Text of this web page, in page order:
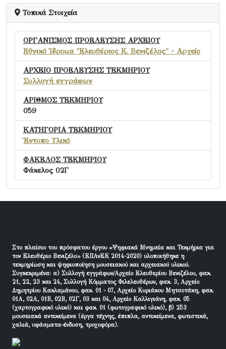
Τοπικά Στοιχεία
ΟΡΓΑΝΙΣΜΟΣ ΠΡΟΕΛΕΥΣΗΣ ΑΡΧΕΙΟΥ
Εθνικό Ίδρυμα "Ελευθέριος Κ. Βενιζέλος" - Αρχείο
ΑΡΧΕΙΟ ΠΡΟΕΛΕΥΣΗΣ ΤΕΚΜΗΡΙΟΥ
Συλλογή εγγράφων
ΑΡΙΘΜΟΣ ΤΕΚΜΗΡΙΟΥ
059
ΚΑΤΗΓΟΡΙΑ ΤΕΚΜΗΡΙΟΥ
Έντυπο Υλικό
ΦΑΚΕΛΟΣ ΤΕΚΜΗΡΙΟΥ
Φάκελος 02Γ
Στο πλαίσιο του πρόσφατου έργου «Ψηφιακά Μνημεία και Τεκμήρια για
τον Ελευθέριο Βενιζέλο» (ΕΠΑνΕΚ 2014-2020) υλοποιήθηκε η
τεκμηρίωση και ψηφιοποίηση μουσειακού και αρχειακού υλικού.
Συγκεκριμένα: α) Συλλογή εγγράφων/Αρχείο Ελευθερίου Βενιζέλου, φακ.
21, 22, 23 και 24, Συλλογή Κόμματος Φιλελευθέρων, φακ. 3, Αρχείο
Δημητρίου Κακλαμάνου, φακ. 01 - 07, Αρχείο Κυριάκου Μητσοτάκη, φακ.
01Α, 02Α, 01Β, 02Β, 02Γ, 03 και 04, Αρχείο Καλλιγιάνη, φακ. 05
(χαρτογραφικό υλικό) και φακ. 01 (φωτογραφικό υλικό), β) 253
μουσειακά αντικείμενα (έργα τέχνης, έπιπλα, αντικείμενα, φωτιστικά,
χαλιά, υφάσματα-ένδυση, τροχοφόρα).